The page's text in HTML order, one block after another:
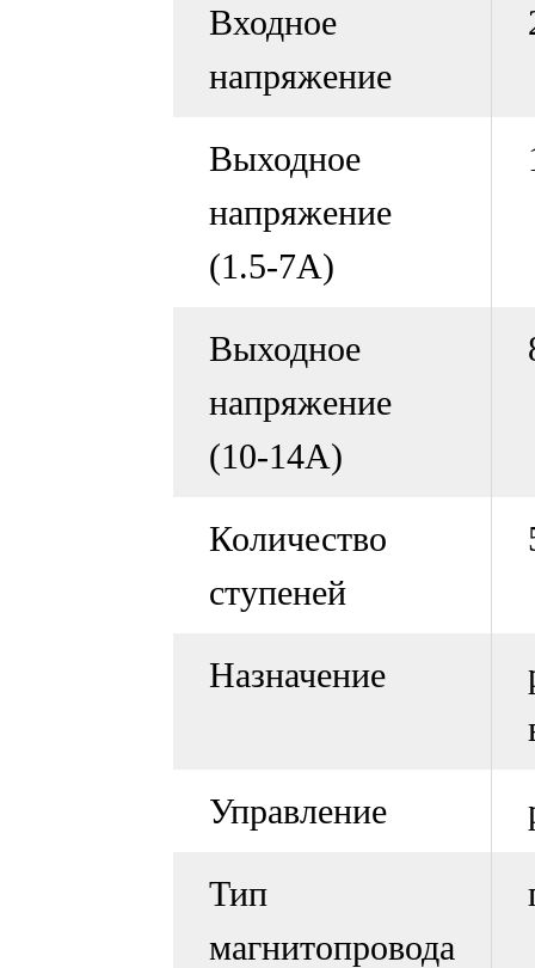
Входное
напряжение
Выходное
напряжение
(1.5-7А)
Выходное
напряжение
(10-14А)
Количество
ступеней
Назначение
Управление
Тип
магнитопровода